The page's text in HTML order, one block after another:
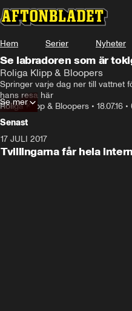
Hem Serier Nyheter
Se labradoren som är
Roliga Klipp & Bloopers
Springer varje dag ner till vattnet
hans resa här
Roliga Klipp & Bloopers • 18.07.16 •
Se mer
Senast
17 JULI 2017
Tvillingarna får hela